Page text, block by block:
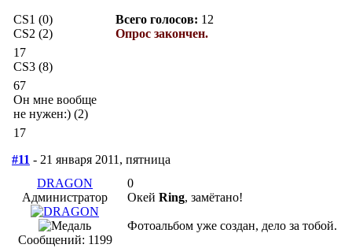
CS1 (0)
CS2 (2)
17
CS3 (8)
67
Он мне вообще
не нужен:) (2)
17
Всего голосов: 12
Опрос закончен.
#11 - 21 января 2011, пятница
DRAGON
Администратор
Сообщений: 1199
0
Окей Ring, замётано!
Фотоальбом уже создан, дело за тобой.